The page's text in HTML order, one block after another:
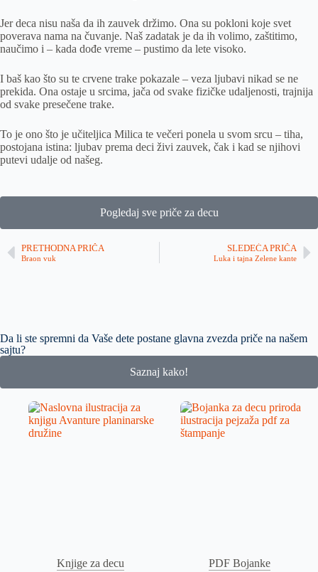
Jer deca nisu naša da ih zauvek držimo. Ona su pokloni koje svet
poverava nama na čuvanje. Naš zadatak je da ih volimo, zaštitimo,
naučimo i – kada dođe vreme – pustimo da lete visoko.
I baš kao što su te crvene trake pokazale – veza ljubavi nikad se ne
prekida. Ona ostaje u srcima, jača od svake fizičke udaljenosti, trajnija
od svake presečene trake.
To je ono što je učiteljica Milica te večeri ponela u svom srcu – tiha,
postojana istina: ljubav prema deci živi zauvek, čak i kad se njihovi
putevi udalje od našeg.
Pogledaj sve priče za decu
PRETHODNA PRIČA
Braon vuk
SLEDEĆA PRIČA
Luka i tajna Zelene kante
Da li ste spremni da Vaše dete postane glavna zvezda priče na našem
sajtu?
Saznaj kako!
Knjige za decu
PDF Bojanke